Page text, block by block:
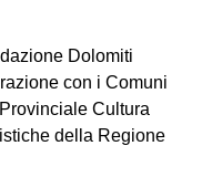
Dolomiti
con i Comuni
Cultura
della Regione